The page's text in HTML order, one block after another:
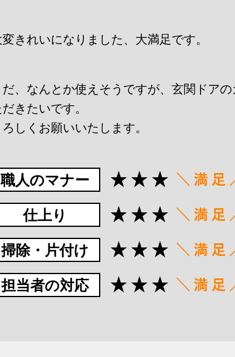
変きれいになりました、大満足です。
だ、なんとか使えそうですが、玄関ドア
きたいです。
ろしくお願いいたします。
職人のマナー
仕上り
掃除・片付け
担当者の対応